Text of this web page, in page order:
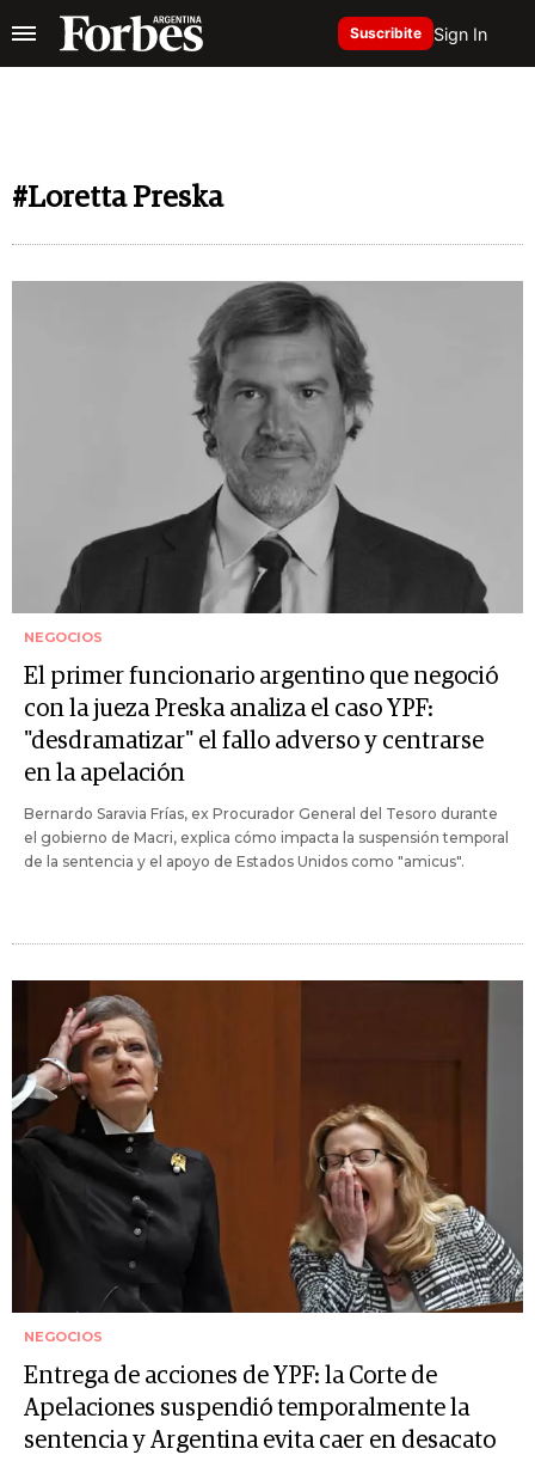
Suscribite Sign In
#Loretta Preska
NEGOCIOS
El primer funcionario argentino que negoció
con la jueza Preska analiza el caso YPF:
"desdramatizar" el fallo adverso y centrarse
en la apelación
Bernardo Saravia Frías, ex Procurador General del Tesoro durante
el gobierno de Macri, explica cómo impacta la suspensión temporal
de la sentencia y el apoyo de Estados Unidos como "amicus".
NEGOCIOS
Entrega de acciones de YPF: la Corte de
Apelaciones suspendió temporalmente la
sentencia y Argentina evita caer en desacato